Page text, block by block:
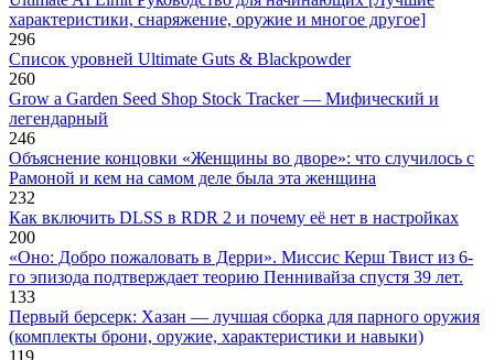
характеристики, снаряжение, оружие и многое другое]
296
Список уровней Ultimate Guts & Blackpowder
260
Grow a Garden Seed Shop Stock Tracker — Мифический и
легендарный
246
Объяснение концовки «Женщины во дворе»: что случилось с
Рамоной и кем на самом деле была эта женщина
232
Как включить DLSS в RDR 2 и почему её нет в настройках
200
«Оно: Добро пожаловать в Дерри». Миссис Керш Твист из 6-
го эпизода подтверждает теорию Пеннивайза спустя 39 лет.
133
Первый берсерк: Хазан — лучшая сборка для парного оружия
(комплекты брони, оружие, характеристики и навыки)
119